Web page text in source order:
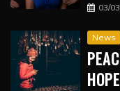
03/
News
HOPE